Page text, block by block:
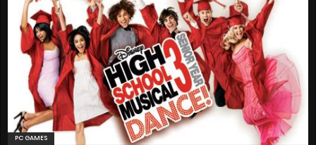
PC GAMES